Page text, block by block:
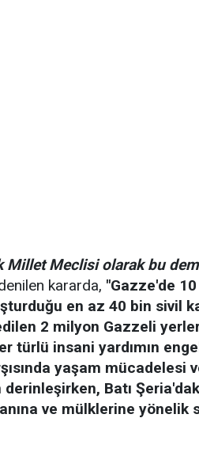
Meclisi olarak bu
kararda, "Gazze'de
en az 40 bin sivil
2 milyon Gazzeli
türlü insani yardımın
yaşam
derinleşirken, Batı
ve mülklerine yönelik